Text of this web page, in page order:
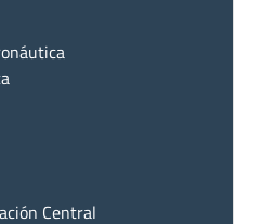
Central